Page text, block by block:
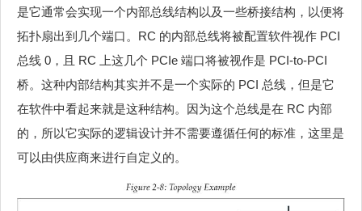
是它通常会实现一个内部总线结构以及一些桥接结构，以便将
拓扑扇出到几个端口。RC 的内部总线将被配置软件视作 PCI
总线 0，且 RC 上这几个 PCIe 端口将被视作是 PCI-to-PCI
桥。这种内部结构其实并不是一个实际的 PCI 总线，但是它
在软件中看起来就是这种结构。因为这个总线是在 RC 内部
的，所以它实际的逻辑设计并不需要遵循任何的标准，这里是
可以由供应商来进行自定义的。